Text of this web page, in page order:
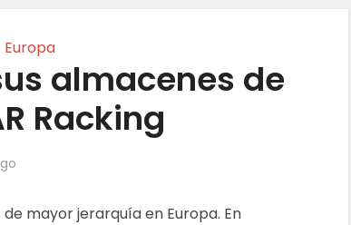
Europa
almacenes de
Racking
mayor jerarquía en Europa. En